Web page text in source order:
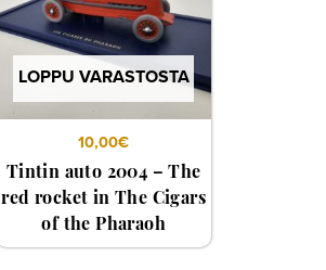
LOPPU VARASTOSTA
10,00€
Tintin auto 2004 – The
red rocket in The Cigars
of the Pharaoh